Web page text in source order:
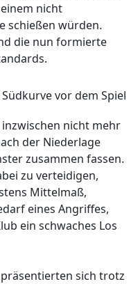
nicht
schießen würden.
die nun formierte
nicht mehr
der Niederlage
zusammen fassen.
zu verteidigen,
Mittelmaß,
eines Angriffes,
ein schwaches Los
sich trotz